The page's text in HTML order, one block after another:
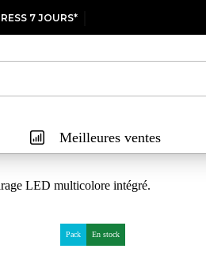
7 JOURS*
Meilleures ventes
LED multicolore intégré.
Pack En stock